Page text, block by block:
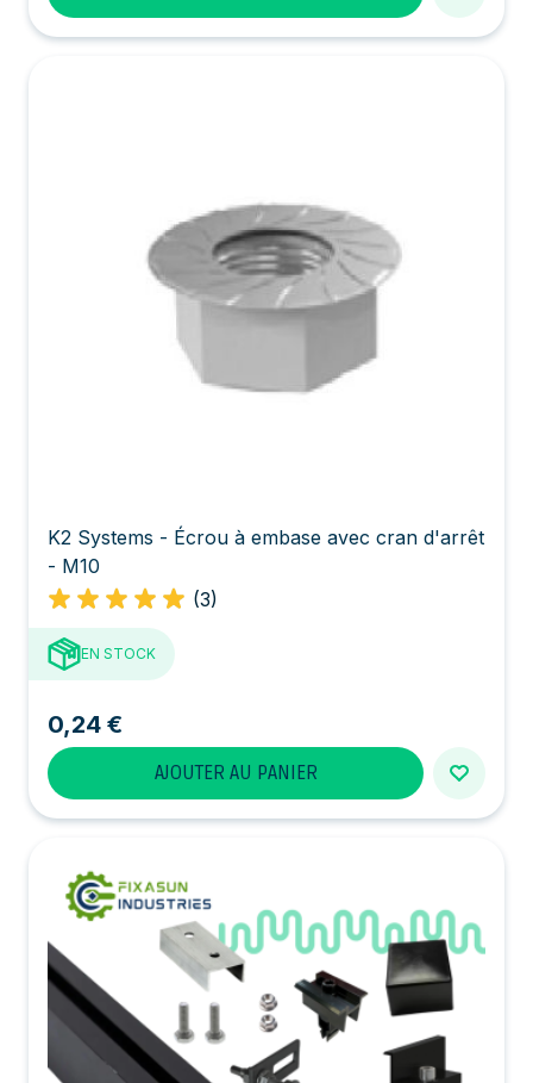
K2 Systems - Écrou à embase avec cran d'arrêt
- M10
(3)
EN STOCK
0,24 €
AJOUTER AU PANIER